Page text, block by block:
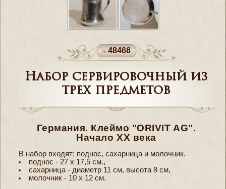
48466
Набор сервировочный из
трех предметов
Германия. Клеймо "ORIVIT AG".
Начало XX века
В набор входят: поднос, сахарница и молочник.
поднос - 27 х 17,5 см.,
сахарница - диаметр 11 см, высота 8 см,
молочник - 10 х 12 см.